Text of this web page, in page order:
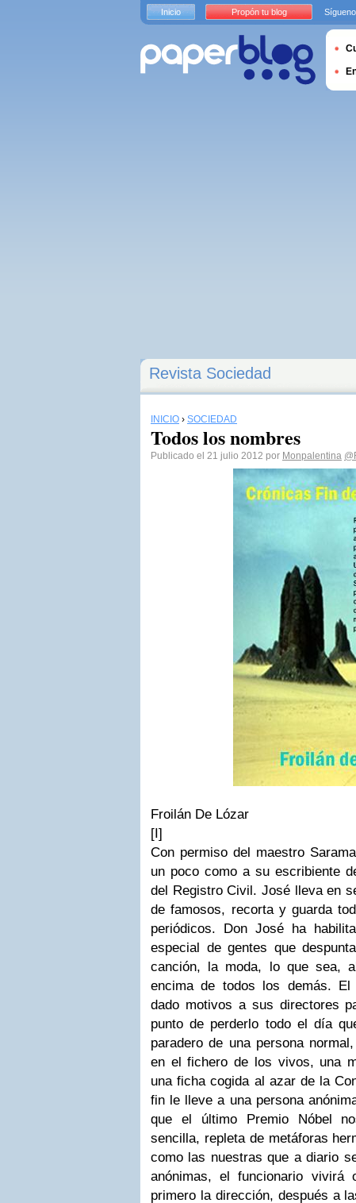
Revista Sociedad
INICIO › SOCIEDAD
Todos los nombres
Publicado el 21 julio 2012 por Monpalentina
Froilán De Lózar
[I]
Con permiso del maestro
un poco como a su escribiente
del Registro Civil. José lleva en
de famosos, recorta y guarda
periódicos. Don José ha
especial de gentes que
canción, la moda, lo que sea,
encima de todos los demás. El
dado motivos a sus directores
punto de perderlo todo el día
paradero de una persona
en el fichero de los vivos, una
una ficha cogida al azar de la
fin le lleve a una persona
que el último Premio Nóbel
sencilla, repleta de metáforas
como las nuestras que a diario
anónimas, el funcionario vivirá
primero la dirección, después a
Inicio Propón tu blog